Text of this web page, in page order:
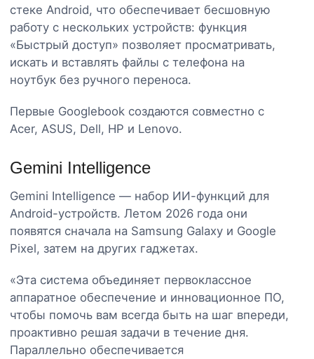
стеке Android, что обеспечивает бесшовную
работу с нескольких устройств: функция
«Быстрый доступ» позволяет просматривать,
искать и вставлять файлы с телефона на
ноутбук без ручного переноса.
Первые Googlebook создаются совместно с
Acer, ASUS, Dell, HP и Lenovo.
Gemini Intelligence
Gemini Intelligence — набор ИИ-функций для
Android-устройств. Летом 2026 года они
появятся сначала на Samsung Galaxy и Google
Pixel, затем на других гаджетах.
«Эта система объединяет первоклассное
аппаратное обеспечение и инновационное ПО,
чтобы помочь вам всегда быть на шаг впереди,
проактивно решая задачи в течение дня.
Параллельно обеспечивается